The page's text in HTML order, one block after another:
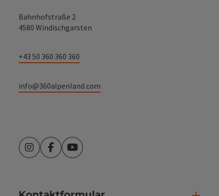
Bahnhofstraße 2
4580 Windischgarsten
+43 50 360 360 360
info@360alpenland.com
InstagramFacebookYouTube